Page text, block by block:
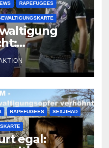
RAPEFUGEES
ist ein
RAPEFUGEES SEXJIHAD
egal: